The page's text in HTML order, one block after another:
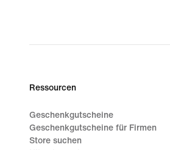
Ressourcen
Geschenkgutscheine
Geschenkgutscheine für Firmen
Store suchen